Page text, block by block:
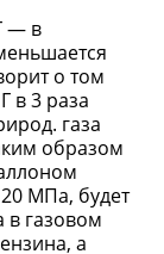
— в
о том
в 3 раза
газа
образом
МПа, будет
в газовом
а